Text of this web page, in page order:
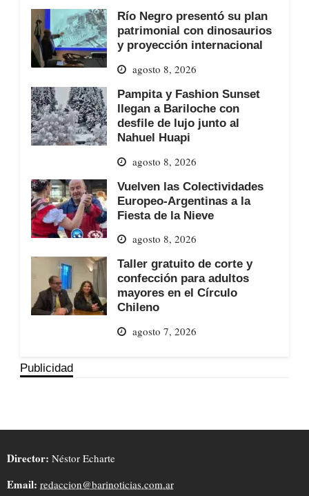
Río Negro presentó su plan
patrimonial con dinosaurios
y proyección internacional
agosto 8, 2026
Pampita y Fashion Sunset
llegan a Bariloche con
desfile de lujo junto al
Nahuel Huapi
agosto 8, 2026
Vuelven las Colectividades
Europeo-Argentinas a la
Fiesta de la Nieve
agosto 8, 2026
Taller gratuito de corte y
confección para adultos
mayores en el Círculo
Chileno
agosto 7, 2026
Publicidad
Director: Néstor Echarte
Email: redaccion@barinoticias.com.ar